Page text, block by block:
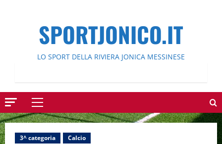
SPORTJONICO.IT
LO SPORT DELLA RIVIERA JONICA MESSINESE
Menu
principale
3^ categoria Calcio